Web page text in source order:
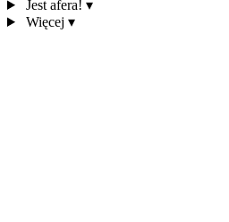
Jest afera! ▾
Więcej ▾